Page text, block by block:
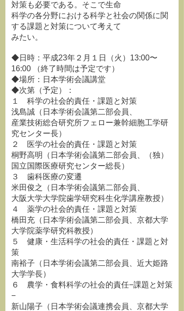
対策も必要である。そこで生命
科学の各分野における科学と社会の関係に関
する課題と対策について考えて
みたい。
◆日時：平成23年２月１日（火）13:00〜
16:00 （終了時間は予定です）
◆場所：日本学術会議講堂
◆次第（予定）：
１ 科学の社会的責任・課題と対策
浅島誠（日本学術会議第二部会員、
産業技術総合研究所フェロー兼幹細胞工学研
究センター長）
２ 医学の社会的責任・課題と対策
桐野高明（日本学術会議第二部会員、（独）
国立国際医療研究センター総長）
３ 歯科医療の変遷
米田俊之（日本学術会議第二部会員、
大阪大学大学院歯学研究科生化学講座教授）
４ 薬学の社会的責任・課題と対策
橋田充（日本学術会議第二部会員、京都大学
大学院薬学研究科教授）
５ 健康・生活科学の社会的責任・課題と対
策
南裕子（日本学術会議第二部会員、近大姫路
大学学長）
６ 農学・食料科学の社会的責任−課題と対策
−
新山陽子（日本学術会議連携会員、京都大学